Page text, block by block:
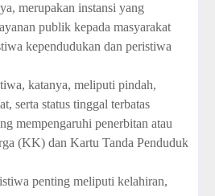
merupakan instansi yang
publik kepada masyarakat
kependudukan dan peristiwa
katanya, meliputi pindah,
serta status tinggal terbatas
mempengaruhi penerbitan atau
(KK) dan Kartu Tanda Penduduk
penting meliputi kelahiran,